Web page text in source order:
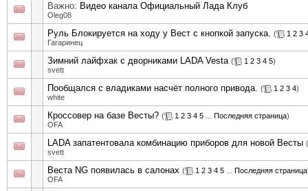
Важно: Видео канала Официальный Лада Клуб
Oleg08
Руль Блокируется на ходу у Вест с кнопкой запуска. ( 1 2 3
Гагаринец
Зимний лайфхак с дворниками LADA Vesta ( 1 2 3 4 5)
svett
Пообщался с владиками насчёт полного привода. ( 1 2 3 4)
white
Кроссовер на базе Весты? ( 1 2 3 4 5 Последняя страница)
OFA
LADA запатентовала комбинацию приборов для новой Весты (
svett
Веста NG появилась в салонах ( 1 2 3 4 5 Последняя страница
OFA